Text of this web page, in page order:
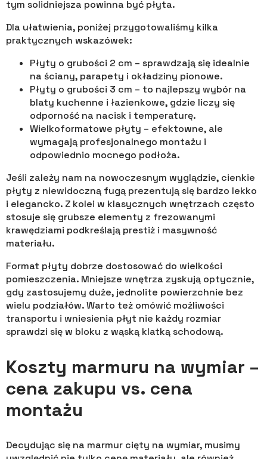
tym solidniejsza powinna być płyta.
Dla ułatwienia, poniżej przygotowaliśmy kilka
praktycznych wskazówek:
Płyty o grubości 2 cm – sprawdzają się idealnie
na ściany, parapety i okładziny pionowe.
Płyty o grubości 3 cm – to najlepszy wybór na
blaty kuchenne i łazienkowe, gdzie liczy się
odporność na nacisk i temperaturę.
Wielkoformatowe płyty – efektowne, ale
wymagają profesjonalnego montażu i
odpowiednio mocnego podłoża.
Jeśli zależy nam na nowoczesnym wyglądzie, cienkie
płyty z niewidoczną fugą prezentują się bardzo lekko
i elegancko. Z kolei w klasycznych wnętrzach często
stosuje się grubsze elementy z frezowanymi
krawędziami podkreślają prestiż i masywność
materiału.
Format płyty dobrze dostosować do wielkości
pomieszczenia. Mniejsze wnętrza zyskują optycznie,
gdy zastosujemy duże, jednolite powierzchnie bez
wielu podziałów. Warto też omówić możliwości
transportu i wniesienia płyt nie każdy rozmiar
sprawdzi się w bloku z wąską klatką schodową.
Koszty marmuru na wymiar –
cena zakupu vs. cena
montażu
Decydując się na marmur cięty na wymiar, musimy